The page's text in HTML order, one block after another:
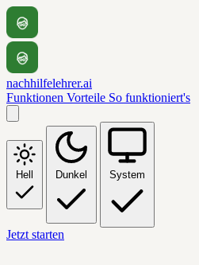
nachhilfelehrer.ai
Funktionen Vorteile So funktioniert's
Hell Dunkel System
Jetzt starten